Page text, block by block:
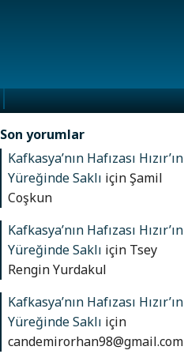
Son yorumlar
Kafkasya’nın Hafızası Hızır’ın
Yüreğinde Saklı içinŞamil
Coşkun
Kafkasya’nın Hafızası Hızır’ın
Yüreğinde Saklı için Tsey
Rengin Yurdakul
Kafkasya’nın Hafızası Hızır’ın
Yüreğinde Saklı için
candemirorhan98@gmail.com